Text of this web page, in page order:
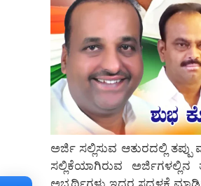
ಅರ್ಜಿ ಸಲ್ಲಿಸುವ ಆತುರದಲ್ಲಿ
ಸಲ್ಲಿಕೆಯಾಗಿರುವ ಅರ್ಜಿಗಳಲ್ಲಿನ